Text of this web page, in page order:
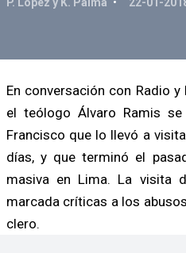
En conversación con Radio
el teólogo Álvaro Ramis
Francisco que lo llevó a
días, y que terminó el
masiva en Lima. La visita
marcada críticas a los
clero.